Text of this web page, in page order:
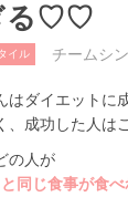
る♡♡
イル チームシ
はダイエットに
、成功した人は
の人が
同じ食事が食